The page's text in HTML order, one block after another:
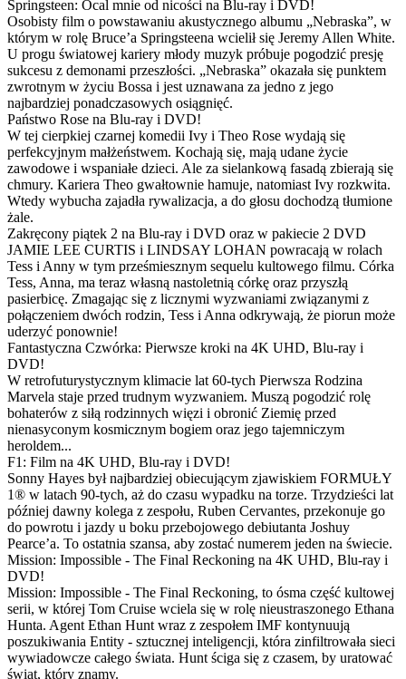
Springsteen: Ocal mnie od nicości na Blu-ray i DVD!
Osobisty film o powstawaniu akustycznego albumu „Nebraska”, w
którym w rolę Bruce’a Springsteena wcielił się Jeremy Allen White.
U progu światowej kariery młody muzyk próbuje pogodzić presję
sukcesu z demonami przeszłości. „Nebraska” okazała się punktem
zwrotnym w życiu Bossa i jest uznawana za jedno z jego
najbardziej ponadczasowych osiągnięć.
Państwo Rose na Blu-ray i DVD!
W tej cierpkiej czarnej komedii Ivy i Theo Rose wydają się
perfekcyjnym małżeństwem. Kochają się, mają udane życie
zawodowe i wspaniałe dzieci. Ale za sielankową fasadą zbierają się
chmury. Kariera Theo gwałtownie hamuje, natomiast Ivy rozkwita.
Wtedy wybucha zajadła rywalizacja, a do głosu dochodzą tłumione
żale.
Zakręcony piątek 2 na Blu-ray i DVD oraz w pakiecie 2 DVD
JAMIE LEE CURTIS i LINDSAY LOHAN powracają w rolach
Tess i Anny w tym prześmiesznym sequelu kultowego filmu. Córka
Tess, Anna, ma teraz własną nastoletnią córkę oraz przyszłą
pasierbicę. Zmagając się z licznymi wyzwaniami związanymi z
połączeniem dwóch rodzin, Tess i Anna odkrywają, że piorun może
uderzyć ponownie!
Fantastyczna Czwórka: Pierwsze kroki na 4K UHD, Blu-ray i
DVD!
W retrofuturystycznym klimacie lat 60-tych Pierwsza Rodzina
Marvela staje przed trudnym wyzwaniem. Muszą pogodzić rolę
bohaterów z siłą rodzinnych więzi i obronić Ziemię przed
nienasyconym kosmicznym bogiem oraz jego tajemniczym
heroldem...
F1: Film na 4K UHD, Blu-ray i DVD!
Sonny Hayes był najbardziej obiecującym zjawiskiem FORMUŁY
1® w latach 90-tych, aż do czasu wypadku na torze. Trzydzieści lat
później dawny kolega z zespołu, Ruben Cervantes, przekonuje go
do powrotu i jazdy u boku przebojowego debiutanta Joshuy
Pearce’a. To ostatnia szansa, aby zostać numerem jeden na świecie.
Mission: Impossible - The Final Reckoning na 4K UHD, Blu-ray i
DVD!
Mission: Impossible - The Final Reckoning, to ósma część kultowej
serii, w której Tom Cruise wciela się w rolę nieustraszonego Ethana
Hunta. Agent Ethan Hunt wraz z zespołem IMF kontynuują
poszukiwania Entity - sztucznej inteligencji, która zinfiltrowała sieci
wywiadowcze całego świata. Hunt ściga się z czasem, by uratować
świat, który znamy.